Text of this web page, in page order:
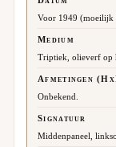
Voor 1949 (moeilijk
Medium
Triptiek, olieverf op
Afmetingen
Onbekend.
Signatuur
Middenpaneel,